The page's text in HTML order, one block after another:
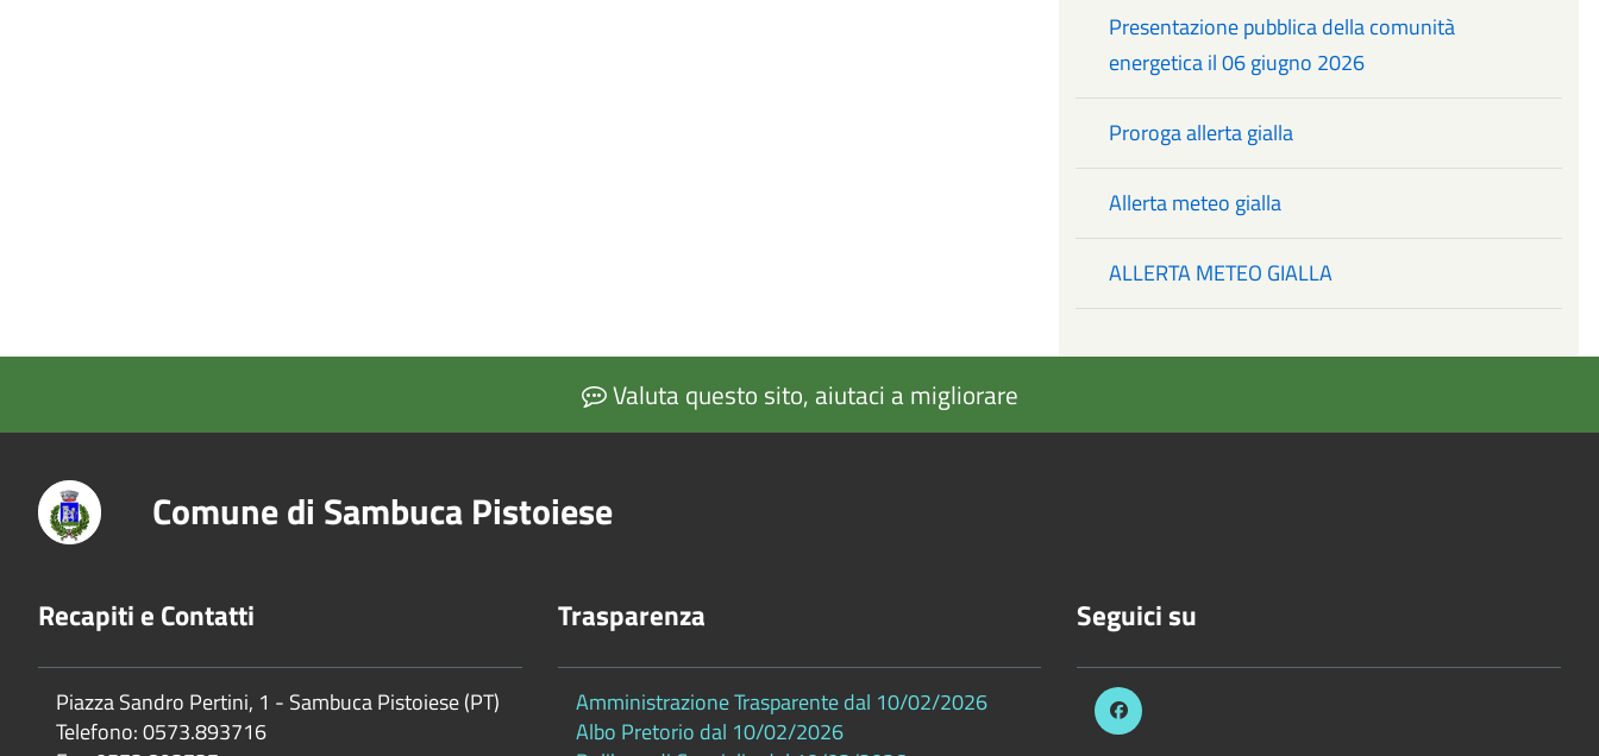
Presentazione pubblica della comunità
energetica il 06 giugno 2026
Proroga allerta gialla
Allerta meteo gialla
ALLERTA METEO GIALLA
Valuta questo sito, aiutaci a migliorare
Comune di Sambuca Pistoiese
Recapiti e Contatti
Piazza Sandro Pertini, 1 - Sambuca Pistoiese (PT)
Telefono: 0573.893716
Trasparenza
Amministrazione Trasparente dal 10/02/2026
Albo Pretorio dal 10/02/2026
Seguici su